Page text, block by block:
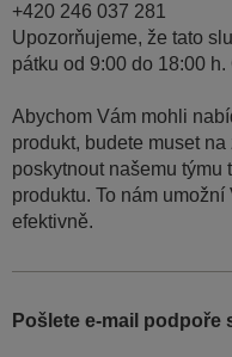
+420 246 037 281
Upozorňujeme, že tato
pátku od 9:00 do 18:00
Abychom Vám mohli
produkt, budete muset
poskytnout našemu
produktu. To nám
efektivně.
Pošlete e-mail